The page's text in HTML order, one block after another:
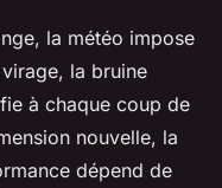
la météo impose
la bruine
à chaque coup de
nouvelle, la
dépend de